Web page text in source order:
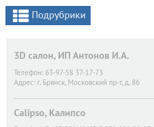
Подрубрики
3D салон, ИП Антонов И.А.
Телефон: 63-97-58 37-17-73
Адрес: г. Брянск, Московский пр-т, д. 86
Calipso, Калипсо